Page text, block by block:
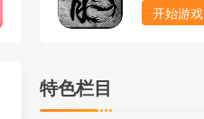
开始游戏
特色栏目